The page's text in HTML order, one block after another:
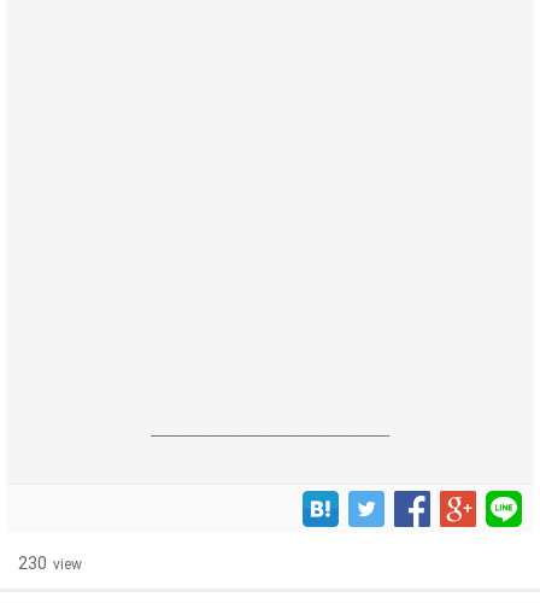
------------------------------------------------------------------
230 view